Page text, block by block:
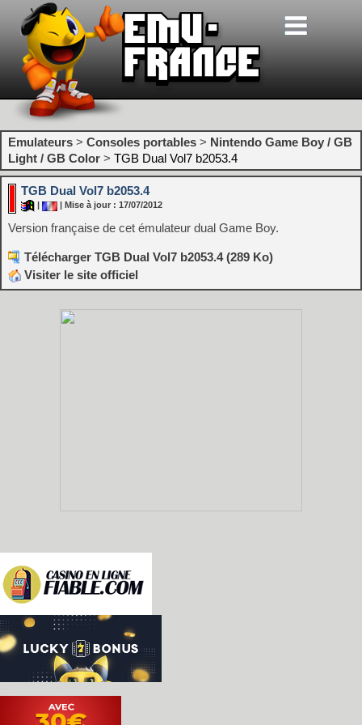
Emulateurs > Consoles portables > Nintendo Game Boy / GB
Light / GB Color > TGB Dual Vol7 b2053.4
TGB Dual Vol7 b2053.4
| Mise à jour : 17/07/2012
Version française de cet émulateur dual Game Boy.
Télécharger TGB Dual Vol7 b2053.4 (289 Ko)
Visiter le site officiel